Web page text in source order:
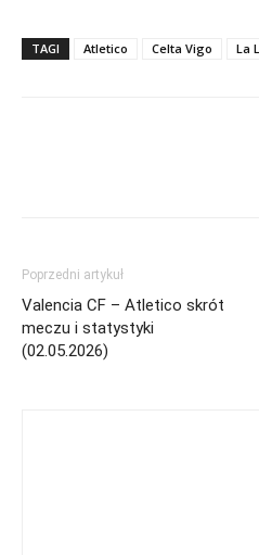
TAGI Atletico Celta Vigo La
Poprzedni artykuł
Valencia CF – Atletico skrót
meczu i statystyki
(02.05.2026)